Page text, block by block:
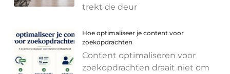
trekt de deur
Hoe optimaliseer je content voor
zoekopdrachten
Content optimaliseren voor
zoekopdrachten draait niet om